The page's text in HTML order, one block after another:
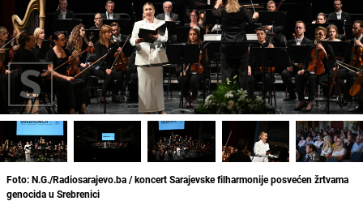
Foto: N.G./Radiosarajevo.ba / koncert Sarajevske filharmonije posvećen žrtvama
genocida u Srebrenici